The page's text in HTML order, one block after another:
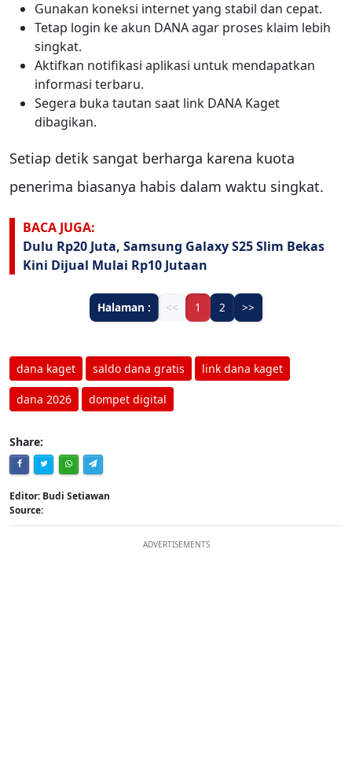
Gunakan koneksi internet yang stabil dan cepat.
Tetap login ke akun DANA agar proses klaim lebih
singkat.
Aktifkan notifikasi aplikasi untuk mendapatkan
informasi terbaru.
Segera buka tautan saat link DANA Kaget
dibagikan.
Setiap detik sangat berharga karena kuota
penerima biasanya habis dalam waktu singkat.
BACA JUGA:
Dulu Rp20 Juta, Samsung Galaxy S25 Slim Bekas
Kini Dijual Mulai Rp10 Jutaan
Halaman : << 1 2 >>
dana kaget saldo dana gratis link dana kaget
dana 2026 dompet digital
Share:
Editor: Budi Setiawan
Source:
ADVERTISEMENTS